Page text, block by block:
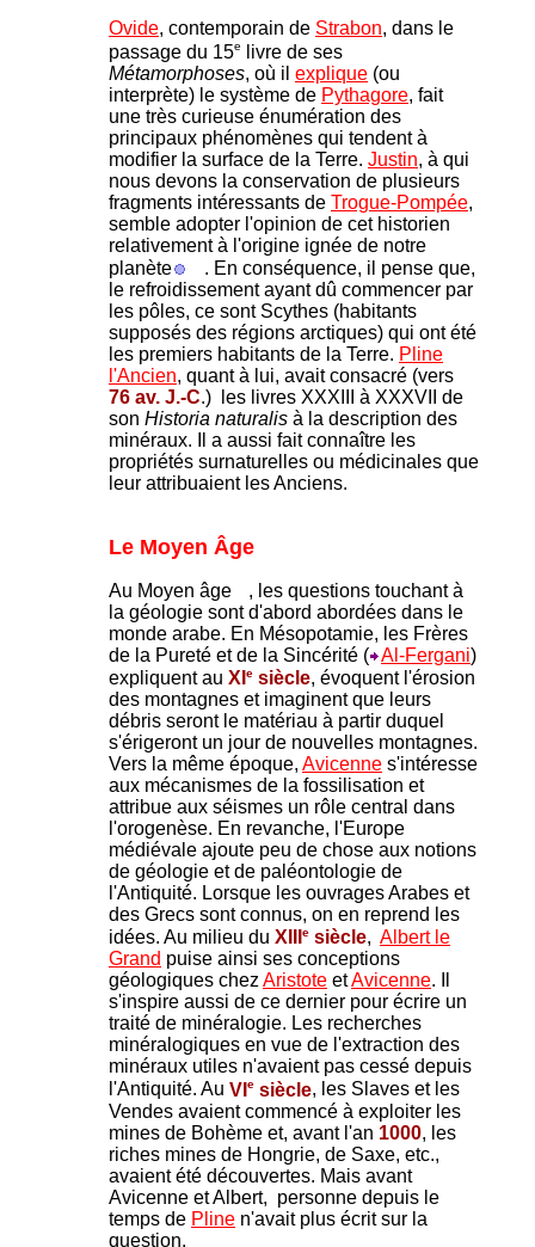
Ovide, contemporain de Strabon, dans le
passage du 15e
livre de ses
Métamorphoses, où il explique (ou
interprète) le système de Pythagore, fait
une très curieuse énumération des
principaux phénomènes qui tendent à
modifier la surface de la Terre. Justin, à qui
nous devons la conservation de plusieurs
fragments intéressants de Trogue-Pompée,
semble adopter l'opinion de cet historien
relativement à l'origine ignée de notre
planète
. En conséquence, il pense que,
le refroidissement ayant dû commencer par
les pôles, ce sont Scythes (habitants
supposés des régions arctiques) qui ont été
les premiers habitants de la Terre. Pline
l'Ancien, quant à lui, avait consacré (vers
76 av. J.-C.) les livres XXXIII à XXXVII de
son Historia naturalis à la description des
minéraux. Il a aussi fait connaître les
propriétés surnaturelles ou médicinales que
leur attribuaient les Anciens.
Le Moyen Âge
Au Moyen âge
, les questions touchant à
la géologie sont d'abord abordées dans le
monde arabe. En Mésopotamie, les Frères
de la Pureté et de la Sincérité ( Al-Fergani)
expliquent au XI e siècle, évoquent l'érosion
des montagnes et imaginent que leurs
débris seront le matériau à partir duquel
s'érigeront un jour de nouvelles montagnes.
Vers la même époque, Avicenne s'intéresse
aux mécanismes de la fossilisation et
attribue aux séismes un rôle central dans
l'orogenèse. En revanche, l'Europe
médiévale ajoute peu de chose aux notions
de géologie et de paléontologie de
l'Antiquité. Lorsque les ouvrages Arabes et
des Grecs sont connus, on en reprend les
idées. Au milieu du XIII e siècle, Albert le
Grand puise ainsi ses conceptions
géologiques chez Aristote etAvicenne. Il
s'inspire aussi de ce dernier pour écrire un
traité de minéralogie. Les recherches
minéralogiques en vue de l'extraction des
minéraux utiles n'avaient pas cessé depuis
l'Antiquité. Au VI e siècle, les Slaves et les
Vendes avaient commencé à exploiter les
mines de Bohème et, avant l'an 1000, les
riches mines de Hongrie, de Saxe, etc.,
avaient été découvertes. Mais avant
Avicenne et Albert, personne depuis le
temps de Pline n'avait plus écrit sur la
question.